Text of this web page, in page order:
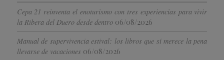
Cepa 21 reinventa el enoturismo con tres experiencias para vivir
la Ribera del Duero desde dentro 06/08/2026
Manual de supervivencia estival: los libros que sí merece la pena
llevarse de vacaciones 06/08/2026